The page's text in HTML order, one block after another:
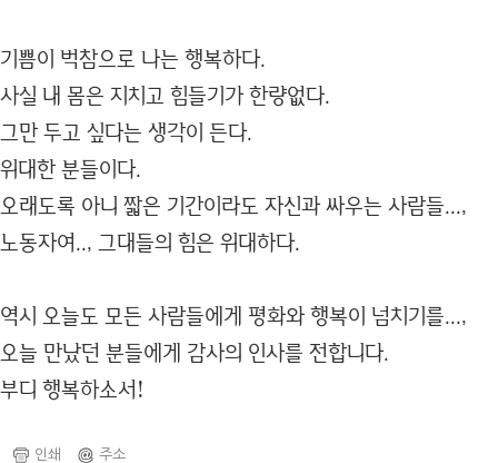
기쁨이 벅참으로 나는 행복하다.
사실 내 몸은 지치고 힘들기가 한량없다.
그만 두고 싶다는 생각이 든다.
위대한 분들이다.
오래도록 아니 짧은 기간이라도 자신과 싸우는 사람들...,
노동자여.., 그대들의 힘은 위대하다.
역시 오늘도 모든 사람들에게 평화와 행복이 넘치기를...,
오늘 만났던 분들에게 감사의 인사를 전합니다.
부디 행복하소서!
인쇄 주소